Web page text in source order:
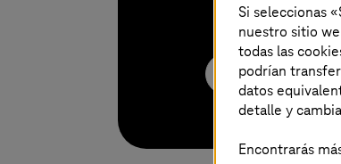
Ponte en
Si seleccionas
nuestro sitio
todas las
podrían
datos
detalle y
Encontrarás